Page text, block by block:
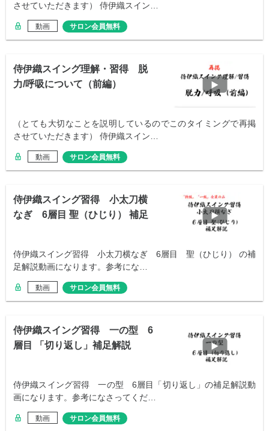
させていただきます） 侍伊織スイン…
動画 サロン会員無料
侍伊織スイング理解・習得 脱
力/呼吸について（前編）
（とても大切なことを説明しているのでこのタイミングで再掲
させていただきます） 侍伊織スイン…
動画 サロン会員無料
侍伊織スイング習得 小太刀横
なぎ 6層目 聖（ひじり） 補足
侍伊織スイング習得 小太刀横なぎ 6層目 聖（ひじり） の補
足解説動画になります。参考にな…
動画 サロン会員無料
侍伊織スイング習得 一の型 6
層目 「切り返し」補足解説
侍伊織スイング習得 一の型 6層目「切り返し」の補足解説動
画になります。参考になさってくだ…
動画 サロン会員無料